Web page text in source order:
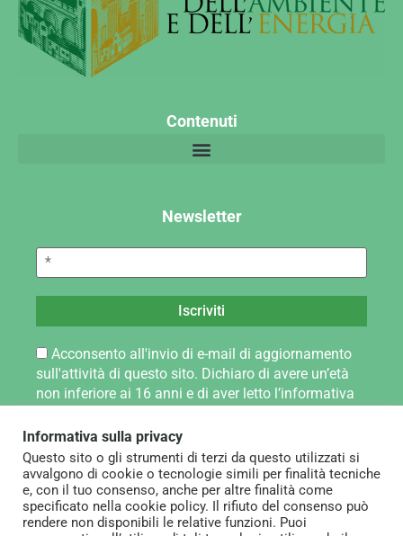
Contenuti
Newsletter
Acconsento all'invio di e-mail di aggiornamento
sull'attività di questo sito. Dichiaro di avere un’età
non inferiore ai 16 anni e di aver letto l’informativa
pagina Privacy Policy.
Note legali
Informativa sulla privacy
Questo sito o gli strumenti di terzi da questo utilizzati si
avvalgono di cookie o tecnologie simili per finalità tecniche
e, con il tuo consenso, anche per altre finalità come
specificato nella cookie policy. Il rifiuto del consenso può
rendere non disponibili le relative funzioni. Puoi